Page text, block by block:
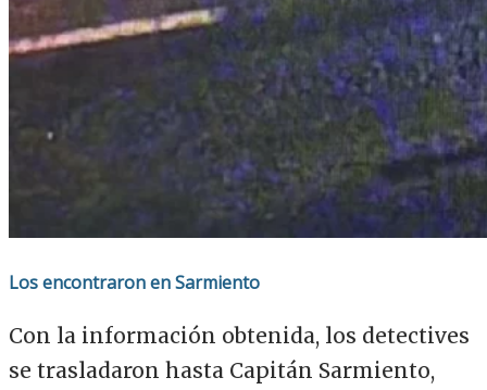
Los encontraron en Sarmiento
Con la información obtenida, los detectives
se trasladaron hasta Capitán Sarmiento,